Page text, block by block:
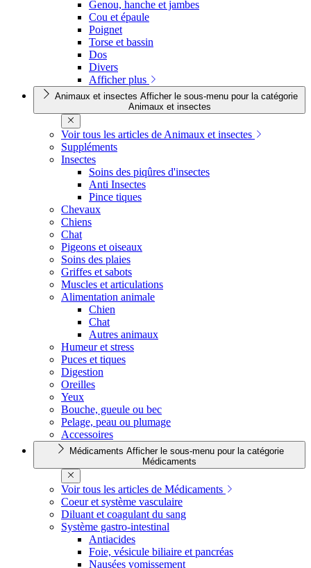
Genou, hanche et jambes
Cou et épaule
Poignet
Torse et bassin
Dos
Divers
Afficher plus
Animaux et insectes Afficher le sous-menu pour la catégorie
Animaux et insectes
Voir tous les articles de Animaux et insectes
Suppléments
Insectes
Soins des piqûres d'insectes
Anti Insectes
Pince tiques
Chevaux
Chiens
Chat
Pigeons et oiseaux
Soins des plaies
Griffes et sabots
Muscles et articulations
Alimentation animale
Chien
Chat
Autres animaux
Humeur et stress
Puces et tiques
Digestion
Oreilles
Yeux
Bouche, gueule ou bec
Pelage, peau ou plumage
Accessoires
Médicaments Afficher le sous-menu pour la catégorie
Médicaments
Voir tous les articles de Médicaments
Coeur et système vasculaire
Diluant et coagulant du sang
Système gastro-intestinal
Antiacides
Foie, vésicule biliaire et pancréas
Nausées vomissement